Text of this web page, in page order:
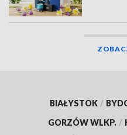
BIAŁYSTOK /
GORZÓW WLKP. /